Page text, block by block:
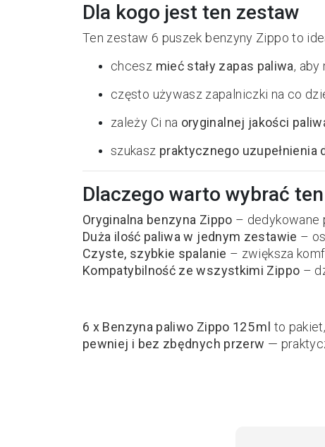
Dla kogo jest ten zestaw
Ten zestaw 6 puszek benzyny Zippo to
chcesz mieć stały zapas paliwa, aby
często używasz zapalniczki na co
zależy Ci na oryginalnej jakości
szukasz praktycznego
Dlaczego warto wybrać
Oryginalna benzyna Zippo – dedykowane
Duża ilość paliwa w jednym zestawie –
Czyste, szybkie spalanie – zwiększa
Kompatybilność ze wszystkimi Zippo –
6 x Benzyna paliwo Zippo 125 ml to
pewniej i bez zbędnych przerw —